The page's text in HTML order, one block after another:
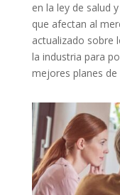
en la ley de salud
que afectan al
actualizado sobre
la industria para
mejores planes de